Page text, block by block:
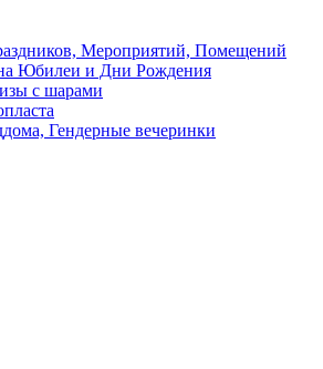
Мероприятий, Помещений
Юбилеи и Дни Рождения
с шарами
Гендерные вечеринки